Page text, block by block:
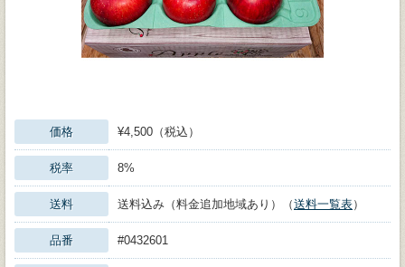
価格 ¥4,500（税込）
税率 8%
送料 送料込み（料金追加地域あり）（送料一覧表）
品番 #0432601